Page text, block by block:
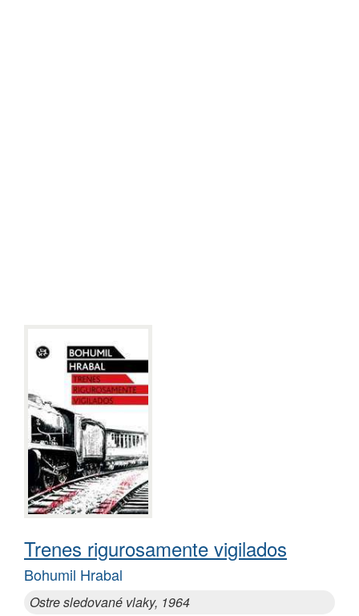
Trenes rigurosamente vigilados
Bohumil Hrabal
Ostre sledované vlaky, 1964